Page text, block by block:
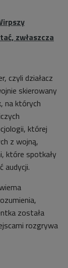
zwłaszcza
czyli działacz
skierowany
na których
której
z wojną,
które spotkały
audycji.
została
rozgrywa